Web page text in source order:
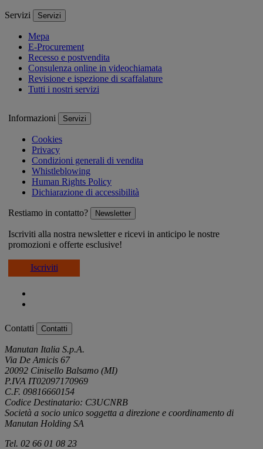
Servizi Servizi
Mepa
E-Procurement
Recesso e postvendita
Consulenza online in videochiamata
Revisione e ispezione di scaffalature
Tutti i nostri servizi
Informazioni Servizi
Cookies
Privacy
Condizioni generali di vendita
Whistleblowing
Human Rights Policy
Dichiarazione di accessibilità
Restiamo in contatto? Newsletter
Iscriviti alla nostra newsletter e ricevi in anticipo le nostre
promozioni e offerte esclusive!
Iscriviti
Contatti Contatti
Manutan Italia S.p.A.
Via De Amicis 67
20092 Cinisello Balsamo (MI)
P.IVA IT02097170969
C.F. 09816660154
Codice Destinatario: C3UCNRB
Società a socio unico soggetta a direzione e coordinamento di
Manutan Holding SA
Tel. 02 66 01 08 23